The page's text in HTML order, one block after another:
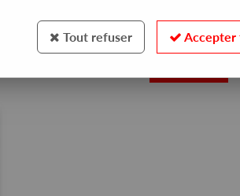
Tout refuser Accepter